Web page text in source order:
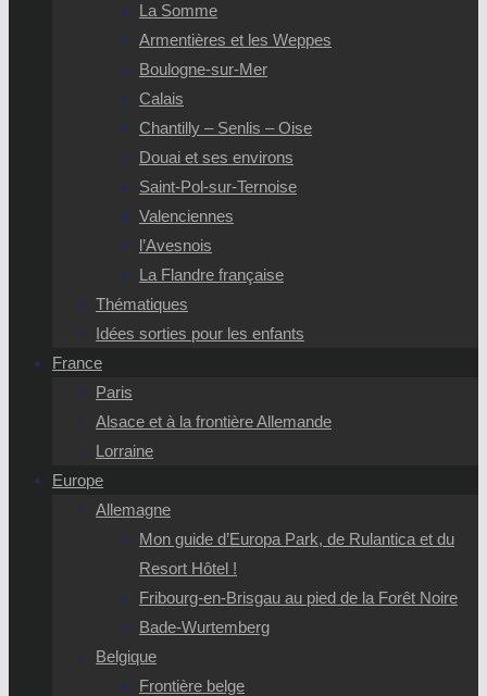
La Somme
Armentières et les Weppes
Boulogne-sur-Mer
Calais
Chantilly – Senlis – Oise
Douai et ses environs
Saint-Pol-sur-Ternoise
Valenciennes
l’Avesnois
La Flandre française
Thématiques
Idées sorties pour les enfants
France
Paris
Alsace et à la frontière Allemande
Lorraine
Europe
Allemagne
Mon guide d’Europa Park, de Rulantica et du
Resort Hôtel !
Fribourg-en-Brisgau au pied de la Forêt Noire
Bade-Wurtemberg
Belgique
Frontière belge